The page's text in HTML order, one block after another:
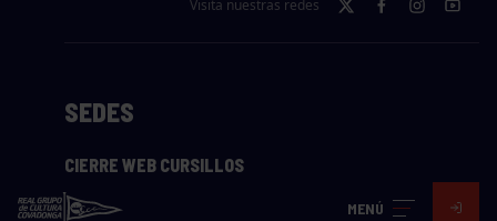
MENÚ
Visita nuestras redes
SEDES
CIERRE WEB CURSILLOS
Cómo llegar